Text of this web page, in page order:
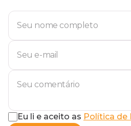
Eu li e aceito as Política de